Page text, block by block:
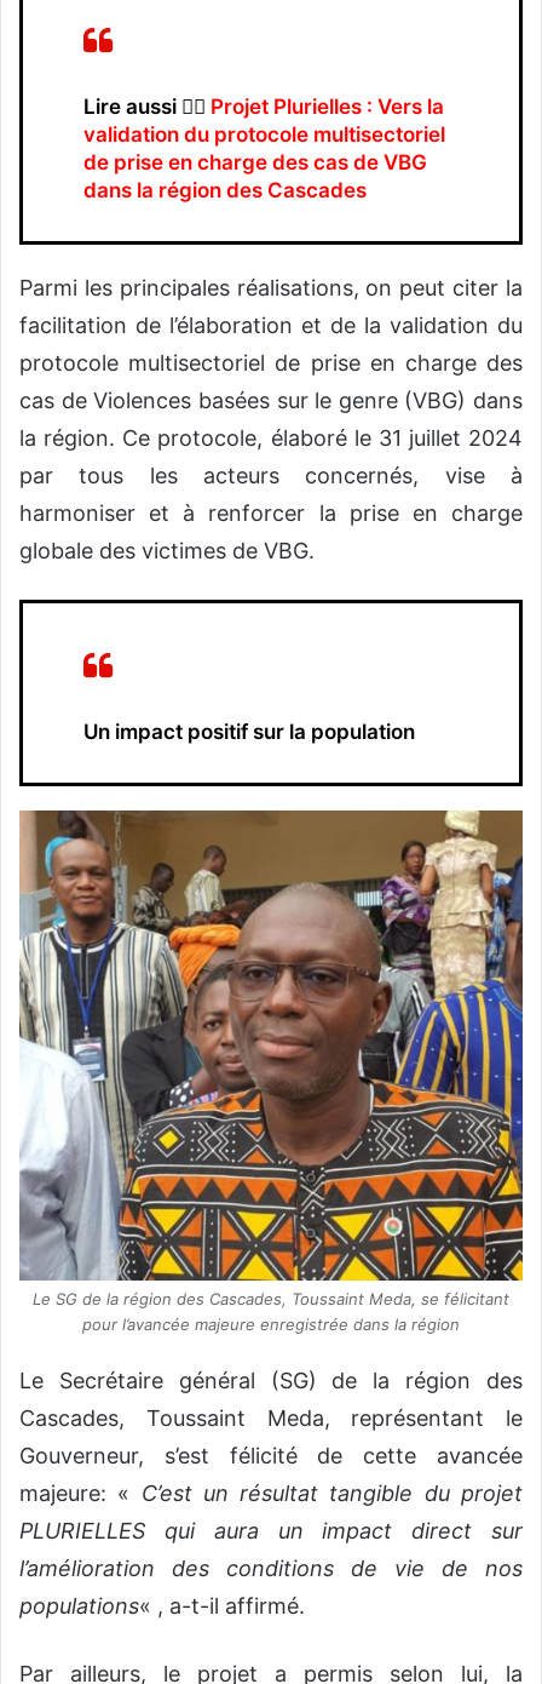
Lire aussi 👉🏿 Projet Plurielles : Vers la
validation du protocole multisectoriel
de prise en charge des cas de VBG
dans la région des Cascades
Parmi les principales réalisations, on peut citer la
facilitation de l’élaboration et de la validation du
protocole multisectoriel de prise en charge des
cas de Violences basées sur le genre (VBG) dans
la région. Ce protocole, élaboré le 31 juillet 2024
par tous les acteurs concernés, vise à
harmoniser et à renforcer la prise en charge
globale des victimes de VBG.
Un impact positif sur la population
Le SG de la région des Cascades, Toussaint Meda, se félicitant
pour l’avancée majeure enregistrée dans la région
Le Secrétaire général (SG) de la région des
Cascades, Toussaint Meda, représentant le
Gouverneur, s’est félicité de cette avancée
majeure: « C’est un résultat tangible du projet
PLURIELLES qui aura un impact direct sur
l’amélioration des conditions de vie de nos
populations« , a-t-il affirmé.
Par ailleurs, le projet a permis selon lui, la